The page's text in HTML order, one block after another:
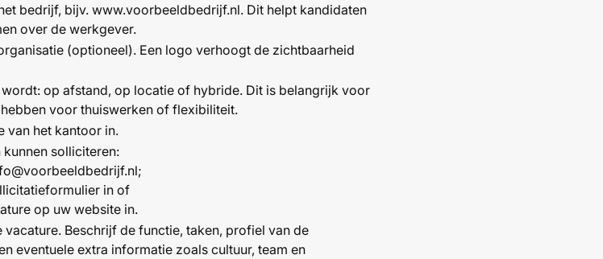
bedrijf, bijv. www.voorbeeldbedrijf.nl. Dit helpt kandidaten
over de werkgever.
(optioneel). Een logo verhoogt de zichtbaarheid
op afstand, op locatie of hybride. Dit is belangrijk voor
voor thuiswerken of flexibiliteit.
van het kantoor in.
solliciteren:
in of
op uw website in.
Beschrijf de functie, taken, profiel van de
eventuele extra informatie zoals cultuur, team en